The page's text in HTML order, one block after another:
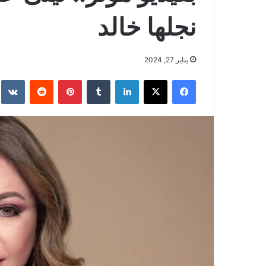
نجلها خالد
يناير 27, 2024
فيسبوك ‫X لينكدإن بينتيريست